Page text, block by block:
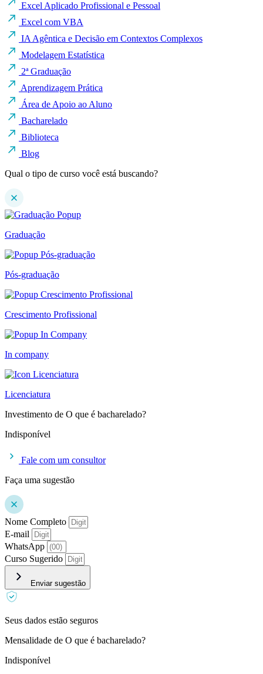
Excel Aplicado Profissional e Pessoal
Excel com VBA
IA Agêntica e Decisão em Contextos Complexos
Modelagem Estatística
2ª Graduação
Aprendizagem Prática
Área de Apoio ao Aluno
Bacharelado
Biblioteca
Blog
Qual o tipo de curso você está buscando?
Graduação
Pós-graduação
Crescimento Profissional
In company
Licenciatura
Investimento de O que é bacharelado?
Indisponível
Fale com um consultor
Faça uma sugestão
Nome Completo
E-mail
WhatsApp
Curso Sugerido
Enviar sugestão
Seus dados estão seguros
Mensalidade de O que é bacharelado?
Indisponível